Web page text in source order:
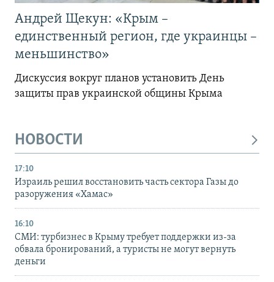
Андрей Щекун: «Крым –
единственный регион, где украинцы –
меньшинство»
Дискуссия вокруг планов установить День
защиты прав украинской общины Крыма
НОВОСТИ
17:10
Израиль решил восстановить часть сектора Газы до
разоружения «Хамас»
16:10
СМИ: турбизнес в Крыму требует поддержки из-за
обвала бронирований, а туристы не могут вернуть
деньги